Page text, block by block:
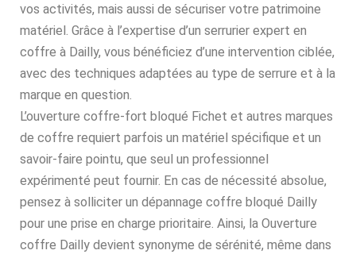
vos activités, mais aussi de sécuriser votre patrimoine
matériel. Grâce à l’expertise d’un serrurier expert en
coffre à Dailly, vous bénéficiez d’une intervention ciblée,
avec des techniques adaptées au type de serrure et à la
marque en question.
L’ouverture coffre-fort bloqué Fichet et autres marques
de coffre requiert parfois un matériel spécifique et un
savoir-faire pointu, que seul un professionnel
expérimenté peut fournir. En cas de nécessité absolue,
pensez à solliciter un dépannage coffre bloqué Dailly
pour une prise en charge prioritaire. Ainsi, la Ouverture
coffre Dailly devient synonyme de sérénité, même dans